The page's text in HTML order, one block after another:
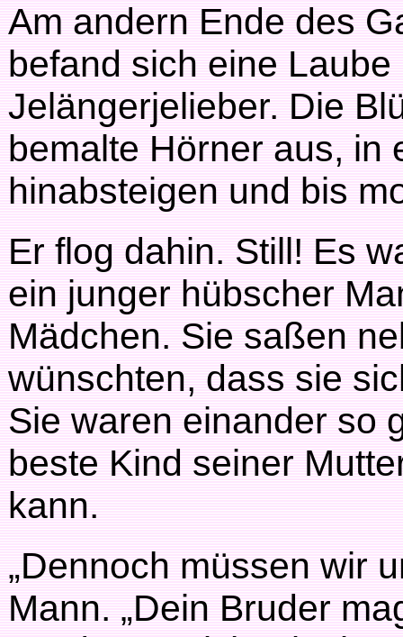
Am andern Ende des
befand sich eine
Jelängerjelieber. Die
bemalte Hörner aus, in
hinabsteigen und bis
Er flog dahin. Still! Es
ein junger hübscher
Mädchen. Sie saßen
wünschten, dass sie
Sie waren einander so
beste Kind seiner
kann.
„Dennoch müssen wir
Mann. „Dein Bruder